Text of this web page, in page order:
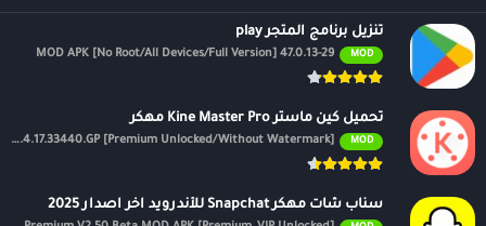
تنزيل برنامج المتجر play
MOD
47.0.13-29 MOD APK [No Root/All Devices/Full Version]
تحميل كين ماستر Kine Master Pro مهكر
MOD
APK v7.4.17.33440.GP [Premium Unlocked/Without Watermark]
سناب شات مهكر Snapchat للأندرويد اخر اصدار 2025